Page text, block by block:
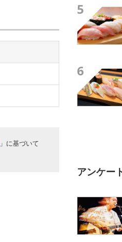
」に基づいて
5
6
アンケー